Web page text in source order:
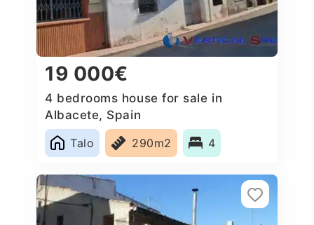
19 000€
4 bedrooms house for sale in
Albacete, Spain
Talo
290m2 4